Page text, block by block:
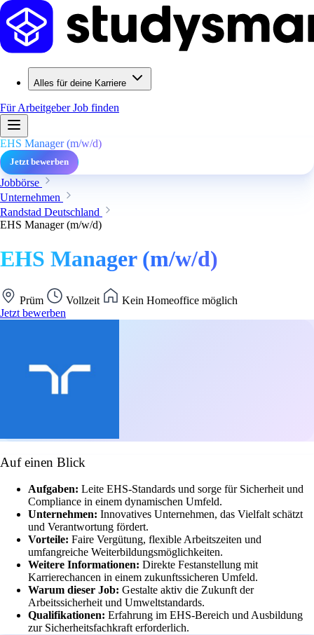
Alles für deine Karriere
Für ArbeitgeberJob finden
EHS Manager (m/w/d)
Jetzt bewerben
Jobbörse
Unternehmen
Randstad Deutschland
EHS Manager (m/w/d)
EHS Manager (m/w/d)
Prüm Vollzeit
Kein Homeoffice möglich
Jetzt bewerben
Auf einen Blick
Aufgaben: Leite EHS-Standards und sorge für Sicherheit und
Compliance in einem dynamischen Umfeld.
Unternehmen: Innovatives Unternehmen, das Vielfalt schätzt
und Verantwortung fördert.
Vorteile: Faire Vergütung, flexible Arbeitszeiten und
umfangreiche Weiterbildungsmöglichkeiten.
Weitere Informationen: Direkte Festanstellung mit
Karrierechancen in einem zukunftssicheren Umfeld.
Warum dieser Job: Gestalte aktiv die Zukunft der
Arbeitssicherheit und Umweltstandards.
Qualifikationen: Erfahrung im EHS-Bereich und Ausbildung
zur Sicherheitsfachkraft erforderlich.